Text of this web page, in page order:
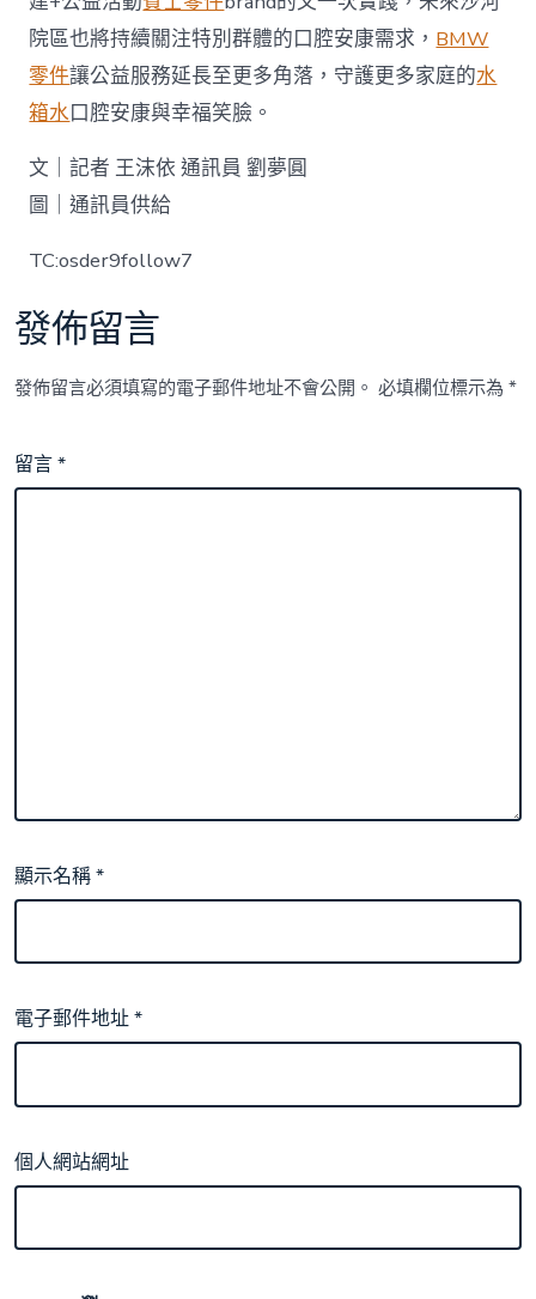
院區也將持續關注特別群體的口腔安康需求， BMW
零件讓公益服務延長至更多角落，守護更多家庭的水
箱水口腔安康與幸福笑臉。
文｜記者 王沫依 通訊員 劉夢圓
圖｜通訊員供給
TC:osder9follow7
發佈留言
發佈留言必須填寫的電子郵件地址不會公開。 必填欄位標示為*
留言*
顯示名稱*
電子郵件地址*
個人網站網址